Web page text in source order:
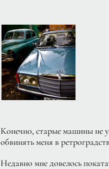
Конечно, старые машины не
обвинять меня в
Недавно мне довелось